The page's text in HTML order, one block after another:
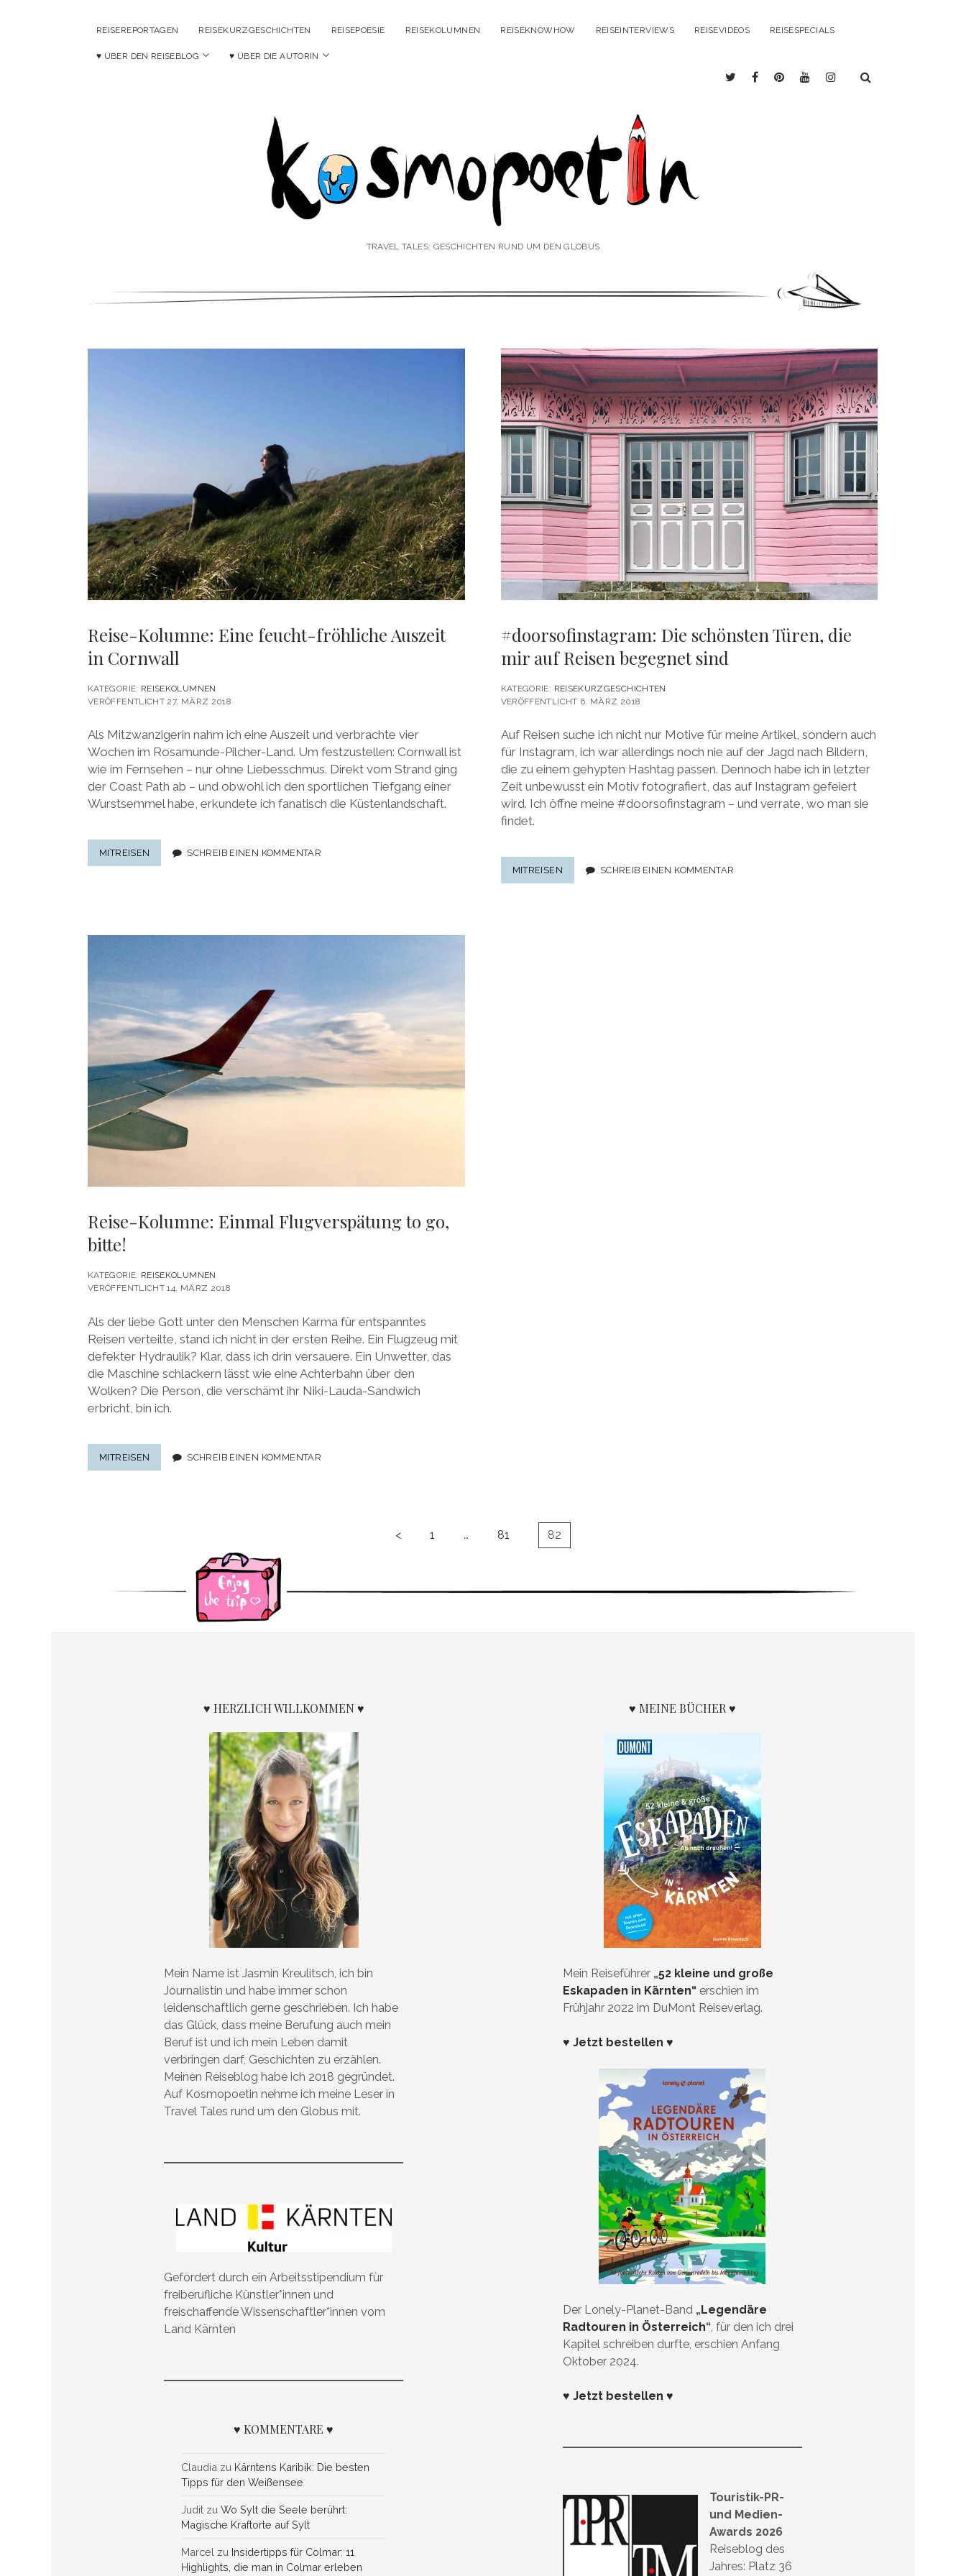
REISEREPORTAGEN REISEKURZGESCHICHTEN REISEPOESIE REISEKOLUMNEN REISEKNOWHOW REISEINTERVIEWS REISEVIDEOS REISESPECIALS
♥ ÜBER DEN REISEBLOG Menü♥ ÜBER DIE AUTORIN Menü
twitterfacebook
pinterestyoutubeinstagram
Kosmopoetin
TRAVEL TALES: GESCHICHTEN RUND UM DEN GLOBUS
Reise-Kolumne: Eine feucht-fröhliche Auszeit
in Cornwall
KATEGORIE: REISEKOLUMNEN
VERÖFFENTLICHT 27. MÄRZ 2018
Als Mitzwanzigerin nahm ich eine Auszeit und verbrachte vier
Wochen im Rosamunde-Pilcher-Land. Um festzustellen: Cornwall ist
wie im Fernsehen – nur ohne Liebesschmus. Direkt vom Strand ging
der Coast Path ab – und obwohl ich den sportlichen Tiefgang einer
Wurstsemmel habe, erkundete ich fanatisch die Küstenlandschaft.
MITREISEN REISE-
KOLUMNE:
IN
CORNWALL
SCHREIB EINEN KOMMENTAR
#doorsofinstagram: Die schönsten Türen, die
mir auf Reisen begegnet sind
KATEGORIE: REISEKURZGESCHICHTEN
VERÖFFENTLICHT 6. MÄRZ 2018
Auf Reisen suche ich nicht nur Motive für meine Artikel, sondern auch
für Instagram, ich war allerdings noch nie auf der Jagd nach Bildern,
die zu einem gehypten Hashtag passen. Dennoch habe ich in letzter
Zeit unbewusst ein Motiv fotografiert, das auf Instagram gefeiert
wird. Ich öffne meine #doorsofinstagram – und verrate, wo man sie
findet.
MITREISEN #DOORSOFINSTAGRAM:
DIE
SCHREIB EINEN KOMMENTAR
Reise-Kolumne: Einmal Flugverspätung to go,
bitte!
KATEGORIE: REISEKOLUMNEN
VERÖFFENTLICHT 14. MÄRZ 2018
Als der liebe Gott unter den Menschen Karma für entspanntes
Reisen verteilte, stand ich nicht in der ersten Reihe. Ein Flugzeug mit
defekter Hydraulik? Klar, dass ich drin versauere. Ein Unwetter, das
die Maschine schlackern lässt wie eine Achterbahn über den
Wolken? Die Person, die verschämt ihr Niki-Lauda-Sandwich
erbricht, bin ich.
MITREISEN REISE-
KOLUMNE:
SCHREIB EINEN KOMMENTAR
< 1 … 81 82
♥ HERZLICH WILLKOMMEN ♥
Mein Name ist Jasmin Kreulitsch, ich bin
Journalistin und habe immer schon
leidenschaftlich gerne geschrieben. Ich habe
das Glück, dass meine Berufung auch mein
Beruf ist und ich mein Leben damit
verbringen darf, Geschichten zu erzählen.
Meinen Reiseblog habe ich 2018 gegründet.
Auf Kosmopoetin nehme ich meine Leser in
Travel Tales rund um den Globus mit.
Gefördert durch ein Arbeitsstipendium für
freiberufliche Künstler*innen und
freischaffende Wissenschaftler*innen vom
Land Kärnten
♥ KOMMENTARE ♥
Claudia zu Kärntens Karibik: Die besten
Tipps für den Weißensee
Judit zuWo Sylt die Seele berührt:
Magische Kraftorte auf Sylt
Marcel zu Insidertipps für Colmar: 11
Highlights, die man in Colmar erleben
♥ MEINE BÜCHER ♥
Mein Reiseführer„52 kleine und große
Eskapaden in Kärnten“erschien im
Frühjahr 2022 im DuMont Reiseverlag.
♥ Jetzt bestellen ♥
Der Lonely-Planet-Band „ Legendäre
Radtouren in Österreich“, für den ich drei
Kapitel schreiben durfte, erschien Anfang
Oktober 2024.
♥ Jetzt bestellen ♥
Touristik-PR-
und Medien-
Awards 2026
Reiseblog des
Jahres: Platz 36